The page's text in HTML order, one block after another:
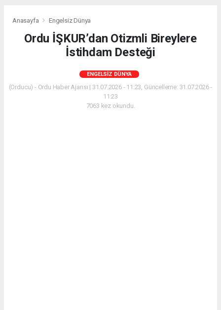
Anasayfa Engelsiz Dünya
Ordu İŞKUR’dan Otizmli Bireylere
İstihdam Desteği
ENGELSIZ DÜNYA
(Orducu) - Ordu Haber Ajansı | 31.07.2026 - 11:23, Güncelleme: 31.07.2026 -
11:23
7063 kez okundu.